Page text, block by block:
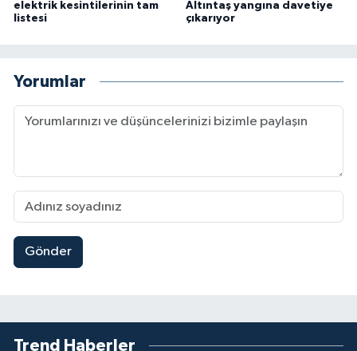
elektrik kesintilerinin tam
listesi
Altıntaş yangına davetiye
çıkarıyor
Yorumlar
Gönder
Trend Haberler